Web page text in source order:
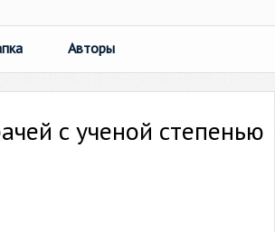
Авторы
с ученой степенью